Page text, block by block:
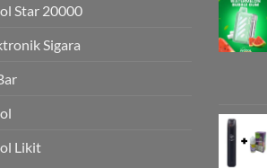
Star 20000
Sigara
Likit